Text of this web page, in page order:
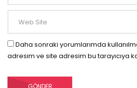
Daha sonraki yorumlarımda
adresim ve site adresim bu tarayıcıya